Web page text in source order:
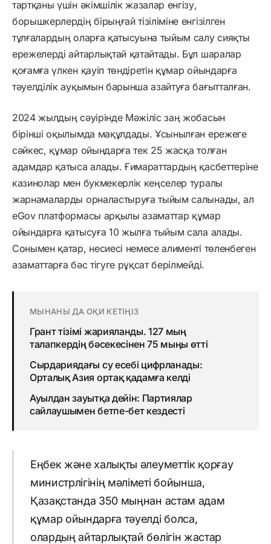
тартқаны үшін әкімшілік жазалар енгізу,
борышкерлердің бірыңғай тізіліміне енгізілген
тұлғалардың оларға қатысуына тыйым салу сияқты
ережелерді айтарлықтай қатайтады. Бұл шаралар
қоғамға үлкен қауіп төндіретін құмар ойындарға
тәуелділік ауқымын барынша азайтуға бағытталған.
2024 жылдың сәуірінде Мәжіліс заң жобасын
бірінші оқылымда мақұлдады. Ұсынылған ережеге
сәйкес, құмар ойындарға тек 25 жасқа толған
адамдар қатыса алады. Ғимараттардың қасбеттеріне
казинолар мен букмекерлік кеңселер туралы
жарнамаларды орналастыруға тыйым салынады, ал
eGov платформасы арқылы азаматтар құмар
ойындарға қатысуға 10 жылға тыйым сала алады.
Сонымен қатар, несиесі немесе алименті төленбеген
азаматтарға бәс тігуге рұқсат берілмейді.
МЫНАНЫ ДА ОҚИ КЕТІҢІЗ
Грант тізімі жарияланды. 127 мың
талапкердің бәсекесінен 75 мыңы өтті
Сырдариядағы су есебі цифрланады:
Орталық Азия ортақ қадамға келді
Ауылдан зауытқа дейін: Партиялар
сайлаушымен бетпе-бет кездесті
Еңбек және халықты әлеуметтік қорғау
министрлігінің мәліметі бойынша,
Қазақстанда 350 мыңнан астам адам
құмар ойындарға тәуелді болса,
олардың айтарлықтай бөлігін жастар